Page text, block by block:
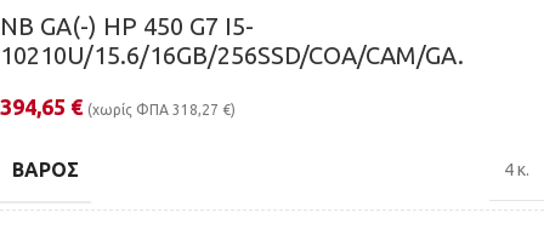
NB GA(-) HP 450 G7 I5-
10210U/15.6/16GB/256SSD/COA/CAM/GA.
394,65 € (χωρίς ΦΠΑ 318,27 €)
ΒΆΡΟΣ 4 κ.